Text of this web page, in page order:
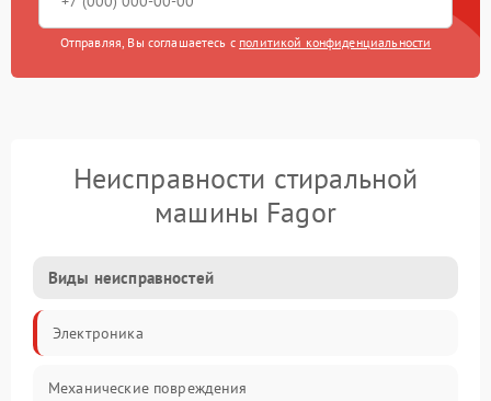
Отправляя, Вы соглашаетесь с политикой конфиденциальности
Неисправности стиральной
машины Fagor
Виды неисправностей
Электроника
Механические повреждения